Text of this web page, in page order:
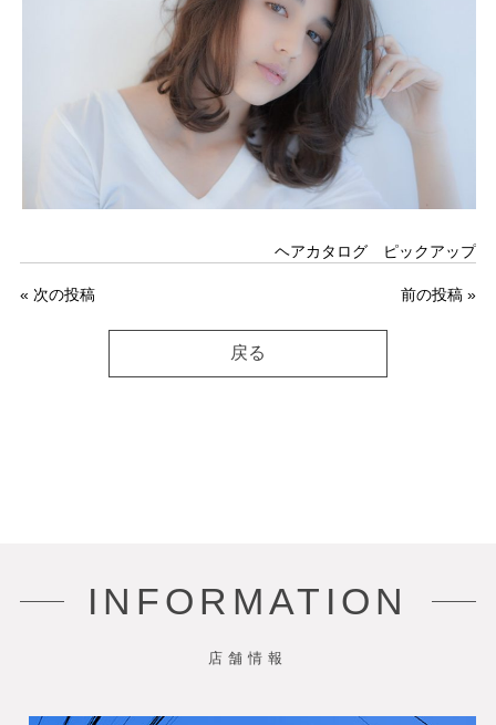
ヘアカタログ ピックアップ
« 次の投稿 前の投稿 »
戻る
INFORMATION
店舗情報